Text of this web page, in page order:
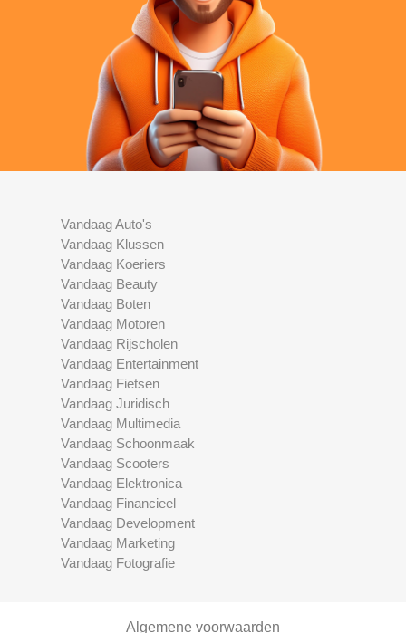
Vandaag Auto's
Vandaag Klussen
Vandaag Koeriers
Vandaag Beauty
Vandaag Boten
Vandaag Motoren
Vandaag Rijscholen
Vandaag Entertainment
Vandaag Fietsen
Vandaag Juridisch
Vandaag Multimedia
Vandaag Schoonmaak
Vandaag Scooters
Vandaag Elektronica
Vandaag Financieel
Vandaag Development
Vandaag Marketing
Vandaag Fotografie
Algemene voorwaarden